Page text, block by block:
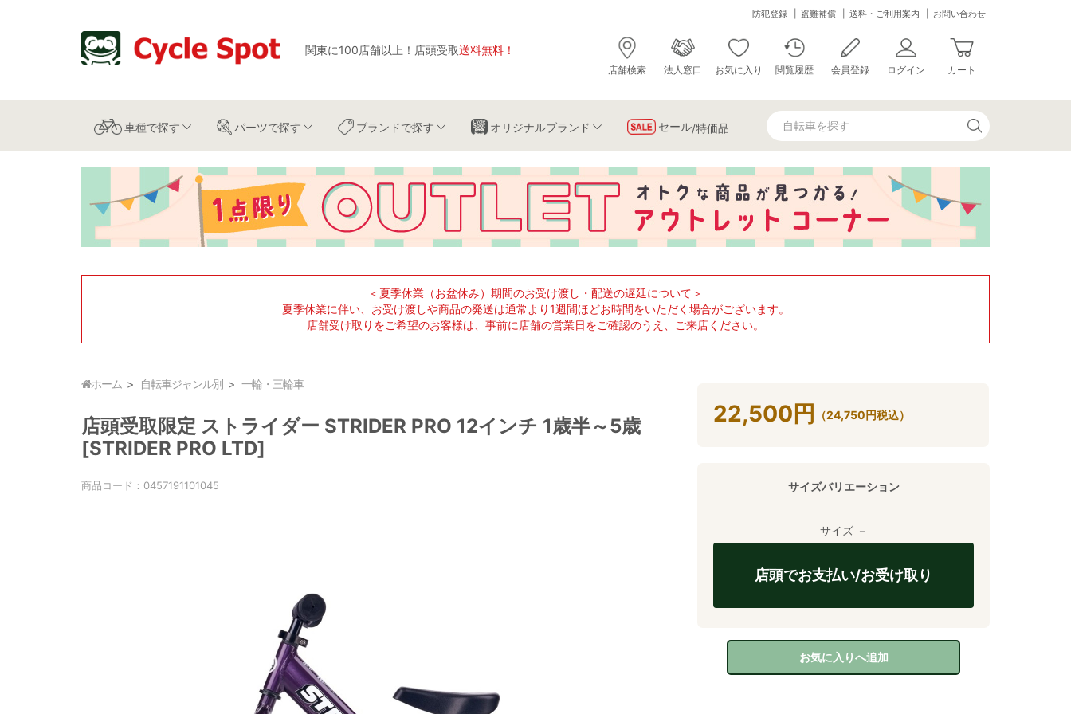
関東に100店舗以上 ！ 店頭受取送料無料 ！
防犯登録 盗難補償 送料・ご利用案内 お問い合わせ
店舗検索 法人窓口 お気に入り 閲覧履歴 会員登録 ログイン カート
車種で探す パーツで探す ブランドで探す オリジナルブランド セール/特価品
＜夏季休業（お盆休み）期間のお受け渡し・配送の遅延について＞
夏季休業に伴い、お受け渡しや商品の発送は通常より1週間ほどお時間をいただく場合がございます。
店舗受け取りをご希望のお客様は、事前に店舗の営業日をご確認のうえ、ご来店ください。
ホーム 自転車ジャンル別 一輪・三輪車
店頭受取限定 ストライダー STRIDER PRO 12インチ 1歳半～5歳
[STRIDER PRO LTD]
商品コード： 0457191101045
22,500 円 （24,750円税込）
サイズバリエーション
サイズ －
店頭でお支払い/お受け取り
お気に入りへ追加